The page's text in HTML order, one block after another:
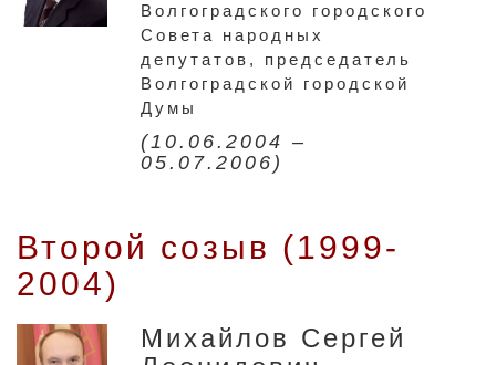
Волгоградского городского
Совета народных
депутатов, председатель
Волгоградской городской
Думы
(10.06.2004 –
05.07.2006)
Второй созыв (1999-
2004)
Михайлов Сергей